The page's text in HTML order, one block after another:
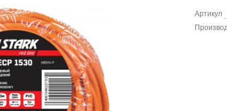
Артикул